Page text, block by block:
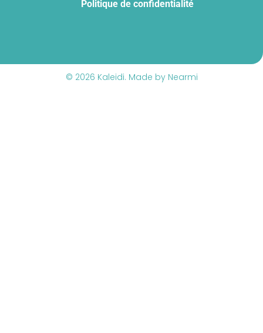
Politique de confidentialité
© 2026 Kaleidi. Made by Nearmi